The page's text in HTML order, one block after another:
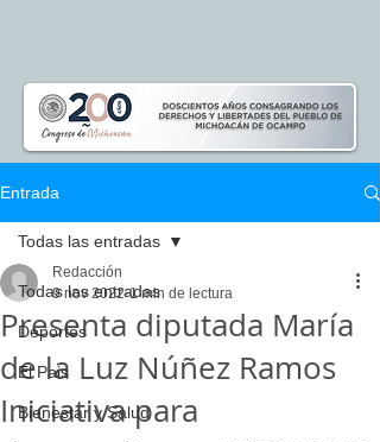
Entrada
Todas las entradas
Deportes
El Pais
Bienestar y Salud
Todas las entradas
Presenta diputada María
de la Luz Núñez Ramos
Iniciativa para
Redacción
9 nov 2022 1 min de lectura